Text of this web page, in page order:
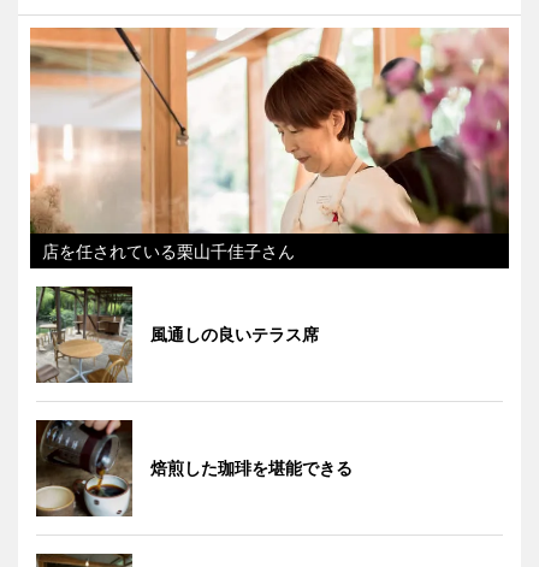
店を任されている栗山千佳子さん
風通しの良いテラス席
焙煎した珈琲を堪能できる